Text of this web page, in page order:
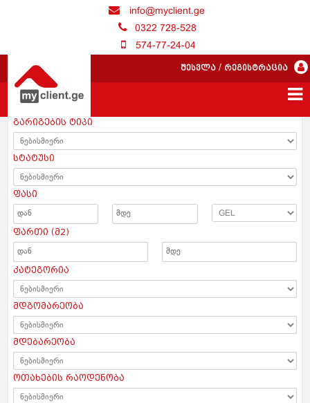
info@myclient.ge
0322 728-528
574-77-24-04
შესვლა / რეგისტრაცია
გარიგების ტიპი
სტატუსი
ფასი
ფართი (მ2)
კატეგორია
მდგომარეობა
მდებარეობა
ოთახების რაოდენობა